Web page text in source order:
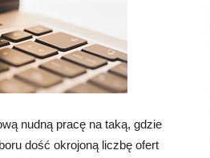
nudną pracę na taką, gdzie
dość okrojoną liczbę ofert